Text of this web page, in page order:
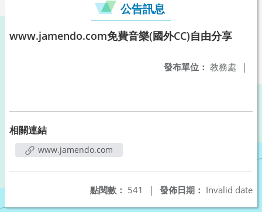
公告訊息
www.jamendo.com免費音樂(國外CC)自由分享
發布單位： 教務處 |
相關連結
www.jamendo.com
發佈日期： Invalid date
點閱數： 541 |